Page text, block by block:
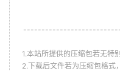
1.本站所提供的压缩包若无
2.下载后文件若为压缩包格式